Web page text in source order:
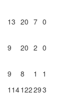
13 20 7 0
9 20 2 0
9 8 1
1
114122293